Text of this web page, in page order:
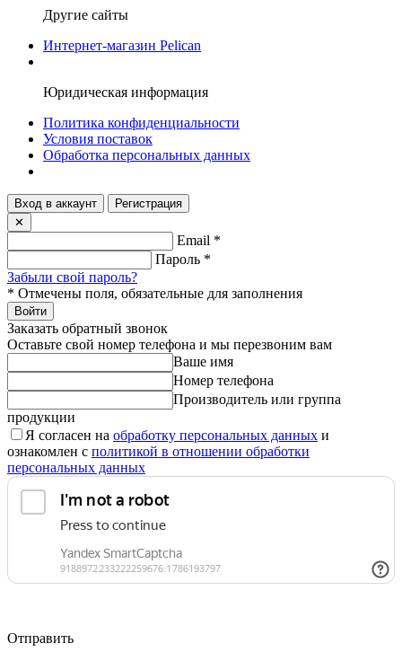
Другие сайты
Интернет-магазин Pelican
Юридическая информация
Политика конфиденциальности
Условия поставок
Обработка персональных данных
Вход в аккаунт
Регистрация
✕
Email *
Пароль *
Забыли свой пароль?
* Отмечены поля, обязательные для заполнения
Войти
Заказать обратный звонок
Оставьте свой номер телефона и мы перезвоним вам
Ваше имя
Номер телефона
Производитель или группа
продукции
Я согласен на обработку персональных данных и
ознакомлен с политикой в отношении обработки
персональных данных
Отправить